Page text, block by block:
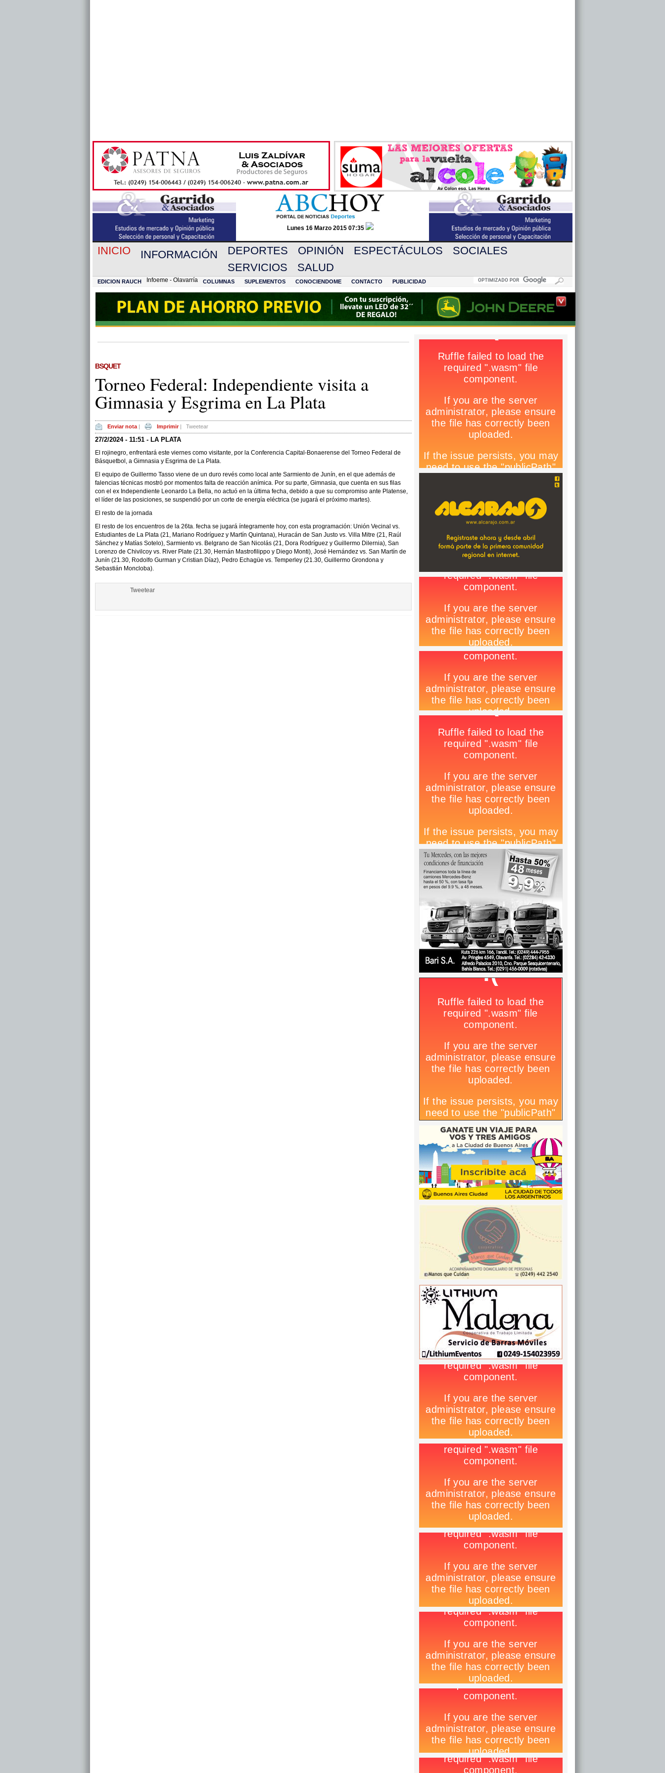
Lunes 16 Marzo 2015 07:35
INICIO INFORMACIÓN DEPORTES OPINIÓN ESPECTÁCULOS
SOCIALES
SERVICIOS
SALUD
EDICION RAUCH Infoeme - Olavarría COLUMNAS SUPLEMENTOS CONOCIENDOME CONTACTO PUBLICIDAD
BSQUET
Torneo Federal: Independiente visita a
Gimnasia y Esgrima en La Plata
Enviar nota | Imprimir| Tweetear
27/2/2024 - 11:51 - LA PLATA
El rojinegro, enfrentará este viernes como visitante, por la Conferencia Capital-Bonaerense del Torneo Federal de
Básquetbol, a Gimnasia y Esgrima de La Plata.
El equipo de Guillermo Tasso viene de un duro revés como local ante Sarmiento de Junín, en el que además de
falencias técnicas mostró por momentos falta de reacción anímica. Por su parte, Gimnasia, que cuenta en sus filas
con el ex Independiente Leonardo La Bella, no actuó en la última fecha, debido a que su compromiso ante Platense,
el líder de las posiciones, se suspendió por un corte de energía eléctrica (se jugará el próximo martes).
El resto de la jornada
El resto de los encuentros de la 26ta. fecha se jugará íntegramente hoy, con esta programación: Unión Vecinal vs.
Estudiantes de La Plata (21, Mariano Rodríguez y Martín Quintana), Huracán de San Justo vs. Villa Mitre (21, Raúl
Sánchez y Matías Sotelo), Sarmiento vs. Belgrano de San Nicolás (21, Dora Rodríguez y Guillermo Dilernia), San
Lorenzo de Chivilcoy vs. River Plate (21.30, Hernán Mastrofilippo y Diego Monti), José Hernández vs. San Martín de
Junín (21.30, Rodolfo Gurman y Cristian Díaz), Pedro Echagüe vs. Temperley (21.30, Guillermo Grondona y
Sebastián Moncloba).
Tweetear